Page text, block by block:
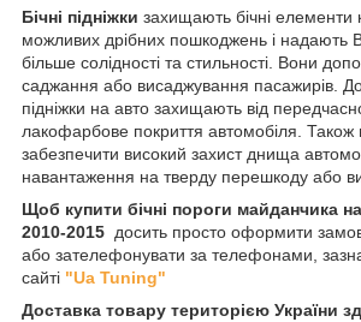
Бічні підніжки захищають бічні елементи
можливих дрібних пошкоджень і надають
більше солідності та стильності. Вони
саджання або висаджування пасажирів. До
підніжки на авто захищають від
лакофарбове покриття автомобіля. Також
забезпечити високий захист днища
навантаження на тверду перешкоду або
Щоб купити бічні пороги майданчика
2010-2015 досить просто оформити
або зателефонувати за телефонами,
сайті "Ua Tuning"
Доставка товару територією України